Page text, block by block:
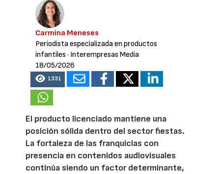
Carmina Meneses
Periodista especializada en productos
infantiles · Interempresas Media
18/05/2026
1331
El producto licenciado mantiene una
posición sólida dentro del sector fiestas.
La fortaleza de las franquicias con
presencia en contenidos audiovisuales
continúa siendo un factor determinante,